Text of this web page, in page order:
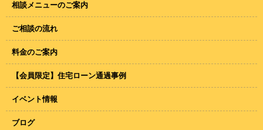
相談メニューのご案内
ご相談の流れ
料金のご案内
【会員限定】住宅ローン通過事例
イベント情報
ブログ